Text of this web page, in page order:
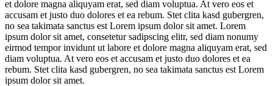
et dolore magna aliquyam erat, sed diam voluptua. At vero eos et
accusam et justo duo dolores et ea rebum. Stet clita kasd gubergren,
no sea takimata sanctus est Lorem ipsum dolor sit amet. Lorem
ipsum dolor sit amet, consetetur sadipscing elitr, sed diam nonumy
eirmod tempor invidunt ut labore et dolore magna aliquyam erat, sed
diam voluptua. At vero eos et accusam et justo duo dolores et ea
rebum. Stet clita kasd gubergren, no sea takimata sanctus est Lorem
ipsum dolor sit amet.